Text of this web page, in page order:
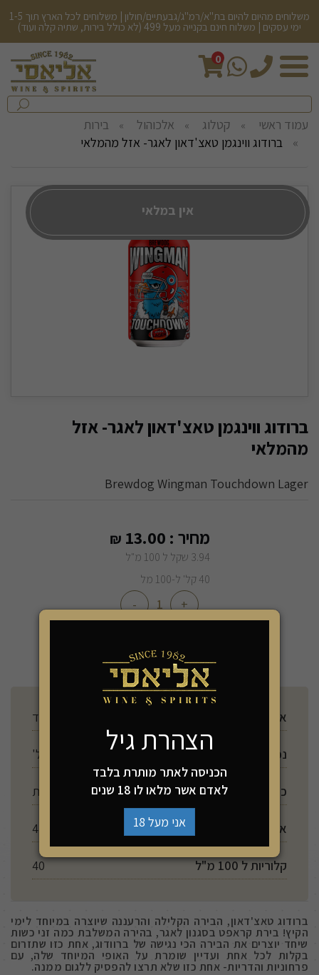
משלוחים מהיום להיום בת"א/רמ"ג/גבעתיים/חולון | משלוחים לכל הארץ תוך 1-5
ימי עסקים | משלוח חינם בקנייה מעל 499 (לא כולל בירות, שתיה קלה ועוד)
0
חיפש
בחנות...
עמוד ראשי קטלוג אלכוהול
בירות
ברודוג ווינגמן טאצ'דאון לאגר- אזל מהמלאי
אין במלאי
ברודוג ווינגמן טאצ'דאון לאגר- אזל
מהמלאי
Brewdog Wingman Touchdown Lager
מחיר : 13.00
₪
3.94 שקל ל 100 מ"ל
40 קל' ל-100 מל
+
-
ארץ ייצור סקוטלנד
נפח
כשרות ללא מדבקת כשרות
אלכוהול 4.8%
קלוריות ל 100 מ"ל 40
ברודוג טאצ'דאון, הבירה הקלילה והרעננה שיוצרה במיוחד לימי
הקיץ! בירת קראפט בסגנון לאגר, בהירה המשלבת כמה זני כשות
שיחד יוצרים את הבירה הכי נגישה של ברוודוג, אחת כזו שתזרום
בקלות לכל אחת ועדיין שומרת על האופי המיוחד שלה, עם
פרחוניות והדריות- אחת כזו שלא תרצו להפסיק ללגום ממנה.
הצהרת גיל
הכניסה לאתר מותרת בלבד
לאדם אשר מלאו לו 18 שנים
אני מעל 18